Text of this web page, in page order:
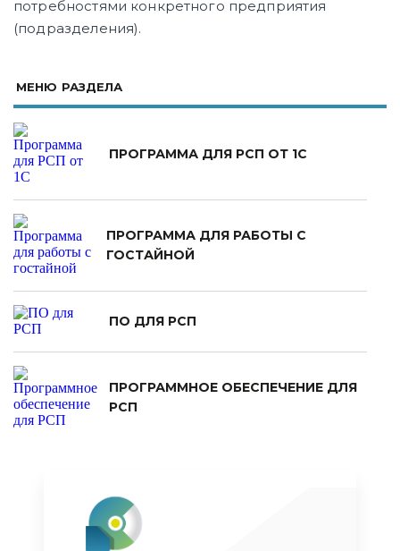
потребностями конкретного предприятия
(подразделения).
МЕНЮ РАЗДЕЛА
ПРОГРАММА ДЛЯ РСП ОТ 1С
ПРОГРАММА ДЛЯ РАБОТЫ С
ГОСТАЙНОЙ
ПО ДЛЯ РСП
ПРОГРАММНОЕ ОБЕСПЕЧЕНИЕ ДЛЯ
РСП